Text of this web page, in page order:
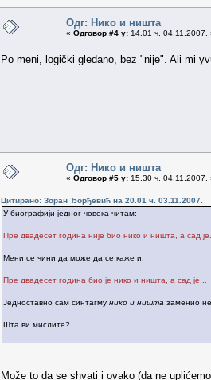
Одг: Нико и ништа
« Одговор #4 у: 14.01 ч. 04.11.2007.
Po meni, logički gledano, bez "nije". Ali mi
Одг: Нико и ништа
« Одговор #5 у: 15.30 ч. 04.11.2007.
Цитирано: Зоран Ђорђевић на 20.01 ч. 03.11.2007.
У биографији једног човека читам:
Пре двадесет година није био нико и ништа, а сад
Мени се чини да може да се каже и:
Пре двадесет година био је нико и ништа, а сад је...
Једноставно сам синтагму нико и ништа заменио
Шта ви мислите?
Može to da se shvati i ovako (da ne